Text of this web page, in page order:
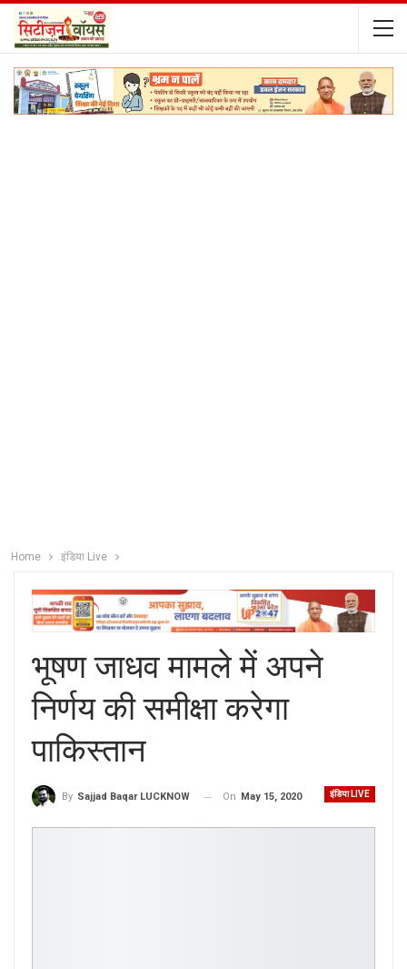
Home इंडिया Live
भूषण जाधव मामले में अपने
निर्णय की समीक्षा करेगा
पाकिस्तान
इंडिया LIVE
By Sajjad Baqar LUCKNOW On May 15, 2020